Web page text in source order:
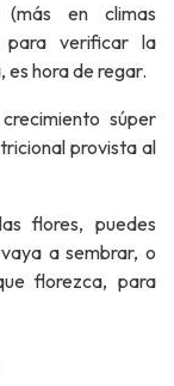
en climas
verificar la
es hora de regar.
súper
provista al
flores, puedes
a sembrar, o
florezca, para